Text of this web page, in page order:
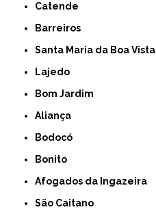
Catende
Barreiros
Santa Maria da Boa Vista
Lajedo
Bom Jardim
Aliança
Bodocó
Bonito
Afogados da Ingazeira
São Caitano